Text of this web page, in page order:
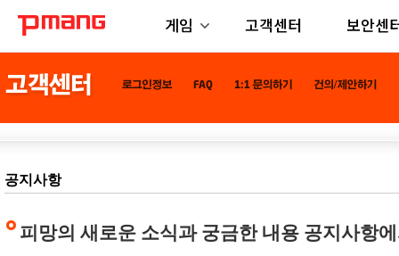
게임 고객센터 보안센
공지사항
피망의 새로운 소식과 궁금한 내용 공지사항